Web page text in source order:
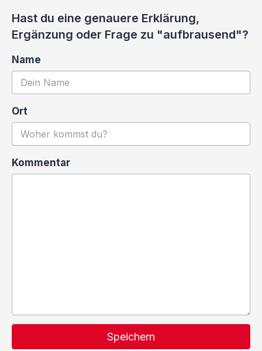
Hast du eine genauere Erklärung,
Ergänzung oder Frage zu "aufbrausend"?
Name
Ort
Kommentar
Speichern